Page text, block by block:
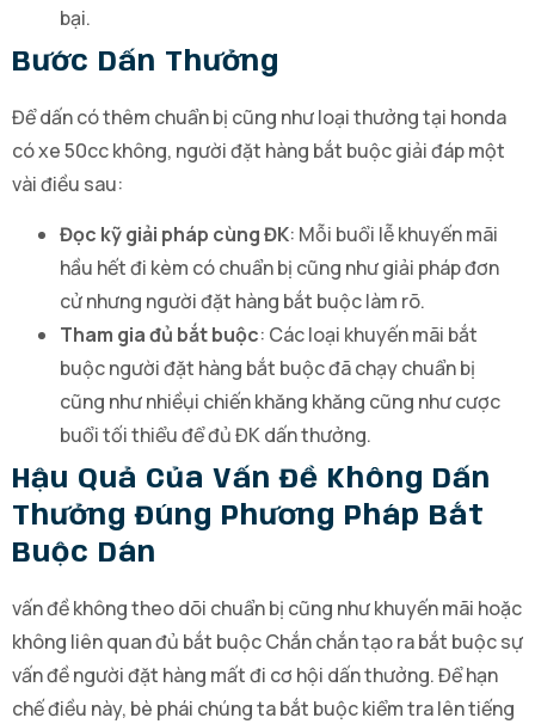
bại.
Bước Dấn Thưởng
Để dấn có thêm chuẩn bị cũng như loại thưởng tại honda
có xe 50cc không, người đặt hàng bắt buộc giải đáp một
vài điều sau:
Đọc kỹ giải pháp cùng ĐK: Mỗi buổi lễ khuyến mãi
hầu hết đi kèm có chuẩn bị cũng như giải pháp đơn
cử nhưng người đặt hàng bắt buộc làm rõ.
Tham gia đủ bắt buộc: Các loại khuyến mãi bắt
buộc người đặt hàng bắt buộc đã chạy chuẩn bị
cũng như nhiềụi chiến khăng khăng cũng như cược
buổi tối thiểu để đủ ĐK dấn thưởng.
Hậu Quả Của Vấn Đề Không Dấn
Thưởng Đúng Phương Pháp Bắt
Buộc Dán
vấn đề không theo dõi chuẩn bị cũng như khuyến mãi hoặc
không liên quan đủ bắt buộc Chắn chắn tạo ra bắt buộc sự
vấn đề người đặt hàng mất đi cơ hội dấn thưởng. Để hạn
chế điều này, bè phái chúng ta bắt buộc kiểm tra lên tiếng